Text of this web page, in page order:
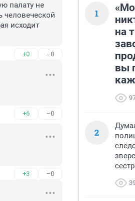
палату не
человеческой
исходит
+0 –0
+6 –0
+3 –0
1
на
вы
2